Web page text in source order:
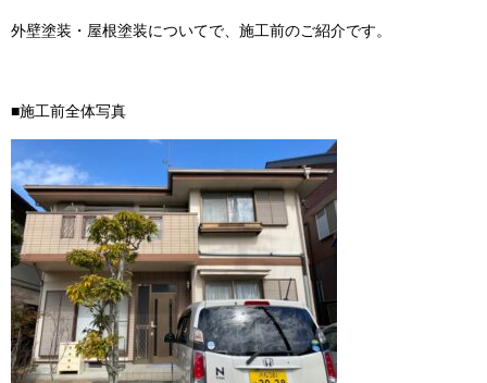
外壁塗装・屋根塗装についてで、施工前のご紹介です。
■施工前全体写真